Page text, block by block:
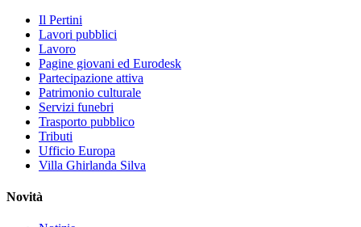
Il Pertini
Lavori pubblici
Lavoro
Pagine giovani ed Eurodesk
Partecipazione attiva
Patrimonio culturale
Servizi funebri
Trasporto pubblico
Tributi
Ufficio Europa
Villa Ghirlanda Silva
Novità